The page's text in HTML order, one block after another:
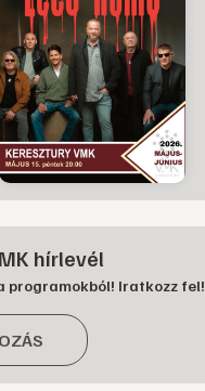
hírlevél
programokból! Iratkozz fel!